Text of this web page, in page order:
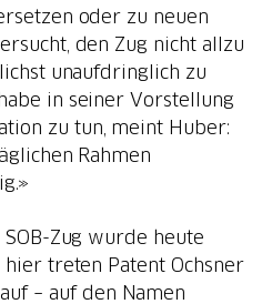
oder zu neuen
den Zug nicht allzu
unaufdringlich zu
in seiner Vorstellung
zu tun, meint Huber:
Rahmen
Zug wurde heute
hier treten Patent Ochsner
– auf den Namen